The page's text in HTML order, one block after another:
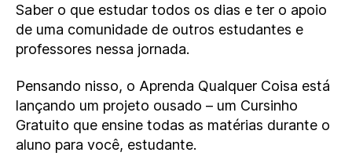
Saber o que estudar todos os dias e ter o apoio
de uma comunidade de outros estudantes e
professores nessa jornada.
Pensando nisso, o Aprenda Qualquer Coisa está
lançando um projeto ousado – um Cursinho
Gratuito que ensine todas as matérias durante o
aluno para você, estudante.